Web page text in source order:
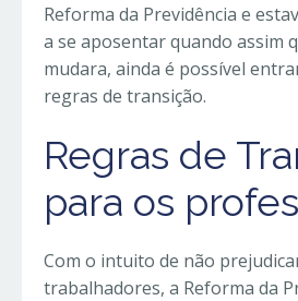
Reforma da Previdência e
a se aposentar quando assim
mudara, ainda é possível
regras de transição.
Regras de
para os
Com o intuito de não
trabalhadores, a Reforma da